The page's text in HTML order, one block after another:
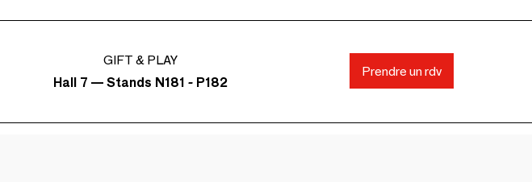
GIFT & PLAY
Hall 7 — Stands N181 - P182
Prendre un rdv